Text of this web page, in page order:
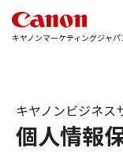
キヤノンマーケティングジャ
個人情報
キヤノンビジネス